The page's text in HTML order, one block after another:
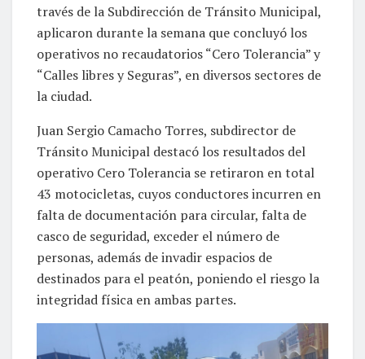
través de la Subdirección de Tránsito Municipal,
aplicaron durante la semana que concluyó los
operativos no recaudatorios “Cero Tolerancia” y
“Calles libres y Seguras”, en diversos sectores de
la ciudad.
Juan Sergio Camacho Torres, subdirector de
Tránsito Municipal destacó los resultados del
operativo Cero Tolerancia se retiraron en total
43 motocicletas, cuyos conductores incurren en
falta de documentación para circular, falta de
casco de seguridad, exceder el número de
personas, además de invadir espacios de
destinados para el peatón, poniendo el riesgo la
integridad física en ambas partes.